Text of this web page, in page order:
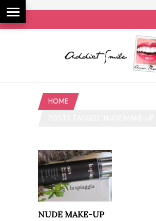
HOME
NUDE MAKE-UP